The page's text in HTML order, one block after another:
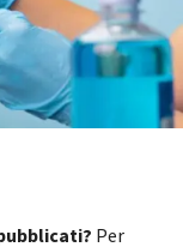
Per